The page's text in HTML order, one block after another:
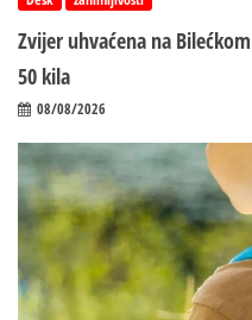
Zvijer uhvaćena na
50 kila
08/08/2026